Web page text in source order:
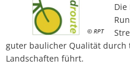
© RPT
Die
guter baulicher Qualität durch
Landschaften führt.